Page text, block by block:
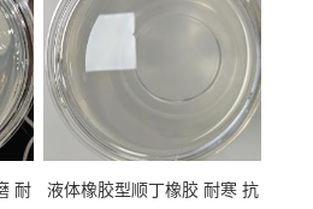
耐
液体橡胶型顺丁橡胶 耐寒 抗